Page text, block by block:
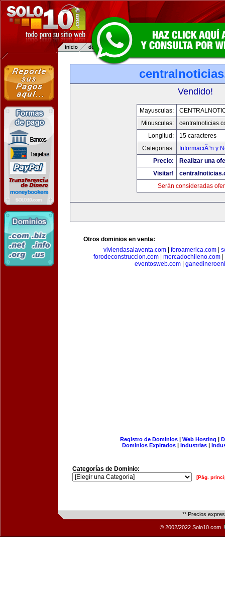
Vendido!
Mayusculas:
Minusculas:
Longitud:
15 caracteres
Categorias:
InformaciÃ³n y
Precio:
Realizar una
Visitar!
Serán consideradas
Otros dominios en venta:
viviendasalaventa.com| foroamerica.com|
forodeconstruccion.com
mercadochileno.com
eventosweb.com|
Registro de Dominios| Web Hosting |
Dominios Expirados | Industrias |
Categorías de Dominio:
[Pág.
** Precios
© 2002/2022 Solo10.com